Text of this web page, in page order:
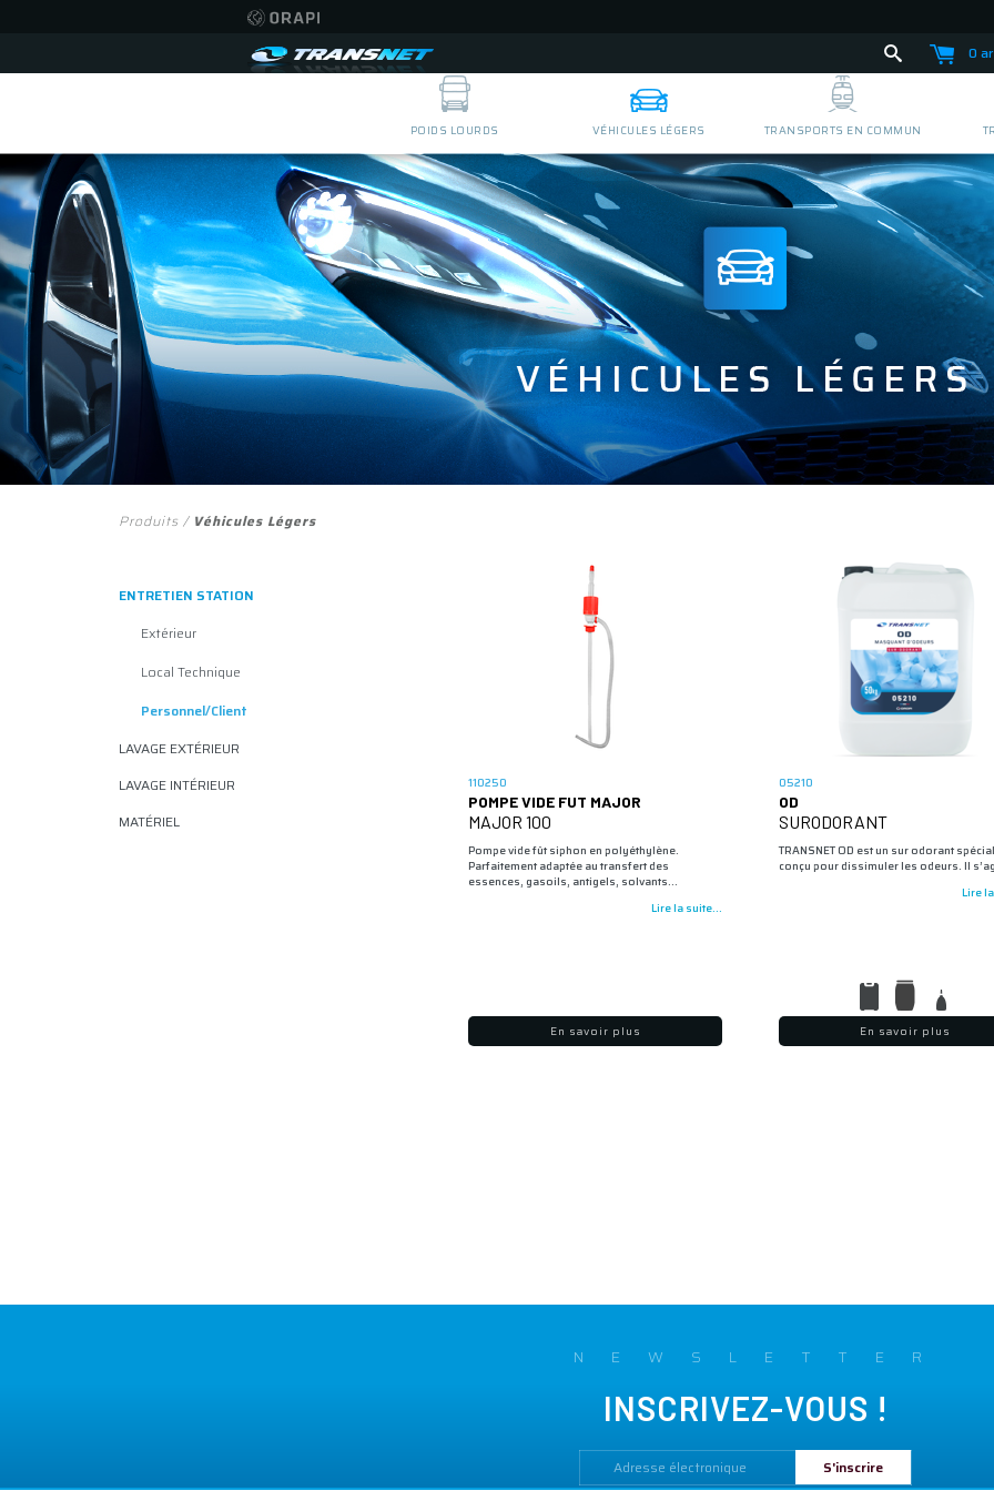
0
POIDS LOURDS VÉHICULES LÉGERS TRANSPORTS EN COMMUN
Produits / Véhicules Légers
ENTRETIEN STATION
Extérieur
Local Technique
Personnel/client
LAVAGE EXTÉRIEUR
LAVAGE INTÉRIEUR
MATÉRIEL
110250
POMPE VIDE FUT MAJOR
MAJOR 100
Pompe vide fût siphon en polyéthylène.
Parfaitement adaptée au transfert des
essences, gasoils, antigels, solvants…
Lire la suite...
En savoir plus
05210
OD
SURODORANT
TRANSNET OD est un sur odorant
conçu pour dissimuler les odeurs. Il
Lire
En savoir plus
NEWSLETTER
INSCRIVEZ-VOUS !